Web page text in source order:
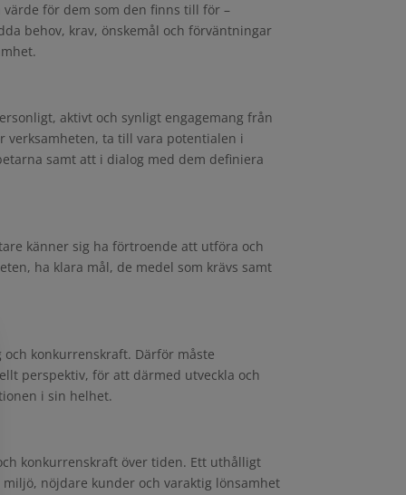
för dem som den finns till för –
behov, krav, önskemål och förväntningar
aktivt och synligt engagemang från
verksamheten, ta till vara potentialen i
samt att i dialog med dem definiera
känner sig ha förtroende att utföra och
ha klara mål, de medel som krävs samt
konkurrenskraft. Därför måste
perspektiv, för att därmed utveckla och
i sin helhet.
konkurrenskraft över tiden. Ett uthålligt
nöjdare kunder och varaktig lönsamhet